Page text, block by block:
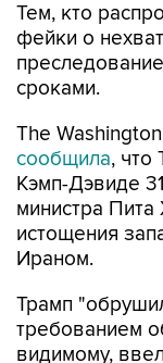
Тем, кто
фейки о
сроками.
The
сообщила, что
Кэмп-Дэвиде
министра Пита
истощения
Ираном.
Трамп
требованием
видимому,